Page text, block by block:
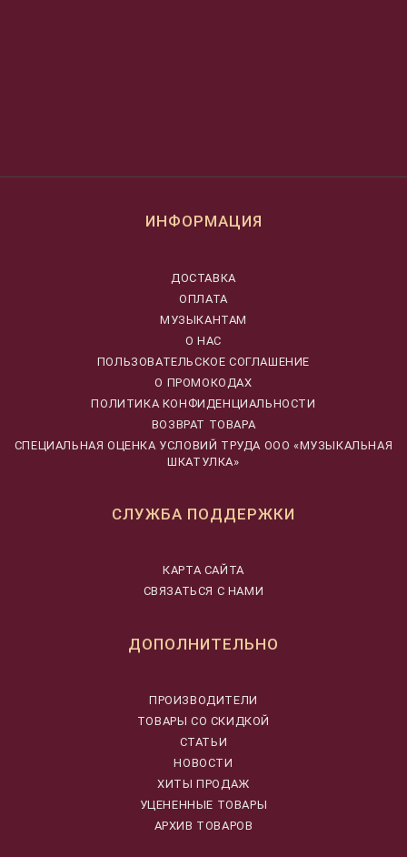
ИНФОРМАЦИЯ
ДОСТАВКА
ОПЛАТА
МУЗЫКАНТАМ
О НАС
ПОЛЬЗОВАТЕЛЬСКОЕ СОГЛАШЕНИЕ
О ПРОМОКОДАХ
ПОЛИТИКА КОНФИДЕНЦИАЛЬНОСТИ
ВОЗВРАТ ТОВАРА
CПЕЦИАЛЬНАЯ ОЦЕНКА УСЛОВИЙ ТРУДА ООО «МУЗЫКАЛЬНАЯ
ШКАТУЛКА»
СЛУЖБА ПОДДЕРЖКИ
КАРТА САЙТА
СВЯЗАТЬСЯ С НАМИ
ДОПОЛНИТЕЛЬНО
ПРОИЗВОДИТЕЛИ
ТОВАРЫ СО СКИДКОЙ
СТАТЬИ
НОВОСТИ
ХИТЫ ПРОДАЖ
УЦЕНЕННЫЕ ТОВАРЫ
АРХИВ ТОВАРОВ